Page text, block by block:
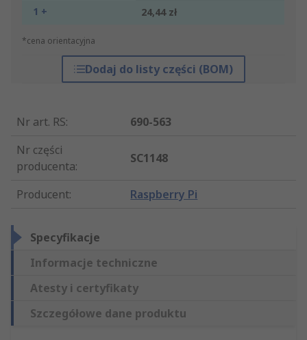
1 + 24,44 zł
*cena orientacyjna
Dodaj do listy części (BOM)
Nr art. RS:
690-563
Nr części
producenta:
SC1148
Producent: Raspberry Pi
Specyfikacje
Informacje techniczne
Atesty i certyfikaty
Szczegółowe dane produktu